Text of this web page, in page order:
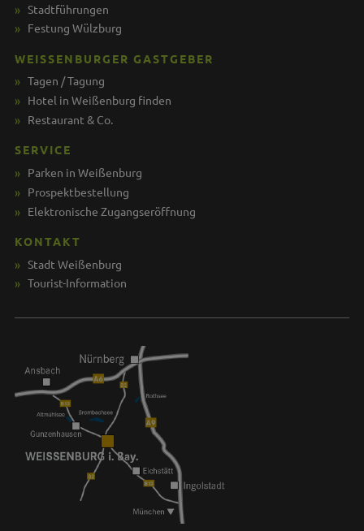
Stadtführungen
Festung Wülzburg
WEISSENBURGER GASTGEBER
Tagen / Tagung
Hotel in Weißenburg finden
Restaurant & Co.
SERVICE
Parken in Weißenburg
Prospektbestellung
Elektronische Zugangseröffnung
KONTAKT
Stadt Weißenburg
Tourist-Information